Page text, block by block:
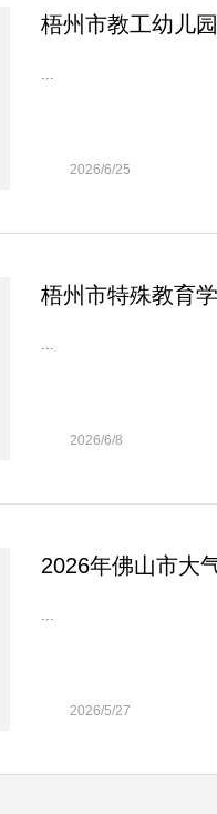
梧州市教工幼儿
...
2026/6/25
梧州市特殊教育
...
2026/6/8
2026年佛山市大
...
2026/5/27